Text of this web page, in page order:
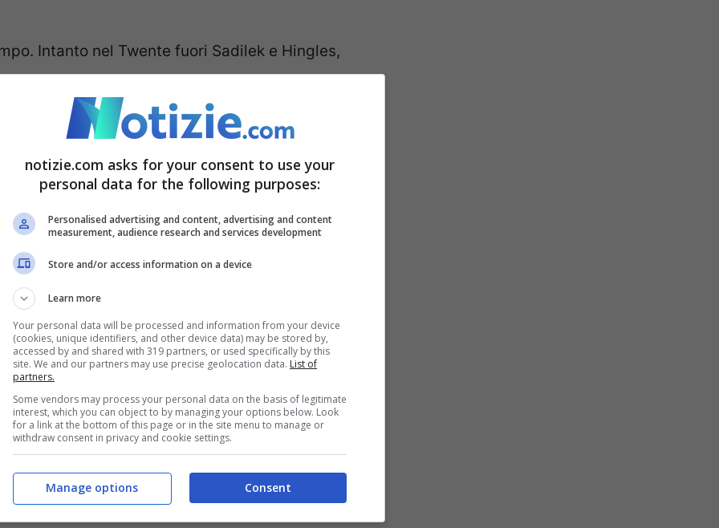
Intanto nel Twente fuori Sadilek e Hingles,
non corretto.
per Gonzalez, che serve Ikoné. L’esterno
avversario. Intanto ammonito Gollini
e Sottil, dentro Jovic e Gonzalez.
subito, attento Terracciano.
dentro Tziolis, fuori Cerny, dentro Rots.
dentro Mandragora.
notizie.com asks for your consent to use your
personal data for the following purposes:
Personalised advertising and content, advertising and content
measurement, audience research and services development
Store and/or access information on a device
Learn more
Your personal data will be processed and information from your device
(cookies, unique identifiers, and other device data) may be stored by,
accessed by and shared with 319 partners, or used specifically by this
site. We and our partners may use precise geolocation data. List of
partners.
Some vendors may process your personal data on the basis of legitimate
interest, which you can object to by managing your options below. Look
for a link at the bottom of this page or in the site menu to manage or
withdraw consent in privacy and cookie settings.
Consent
Manage options